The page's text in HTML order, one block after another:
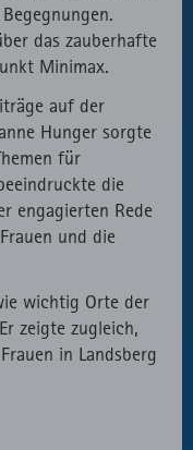
das zauberhafte
Minimax.
auf der
Hunger sorgte
für
die
engagierten Rede
und die
wichtig Orte der
zeigte zugleich,
in Landsberg